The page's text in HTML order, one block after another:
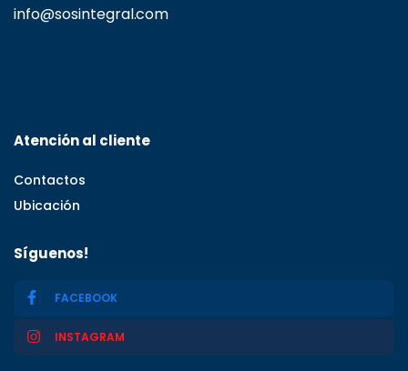
info@sosintegral.com
Atención al cliente
Contactos
Ubicación
Síguenos!
FACEBOOK
INSTAGRAM